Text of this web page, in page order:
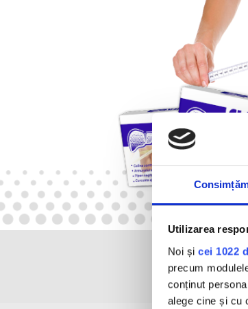
Utilizarea
Noi și cei 1022
precum
conținut
alege cine și cu